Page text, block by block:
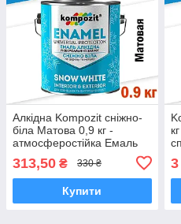
Алкідна Kompozit сніжно-
біла Матова 0,9 кг -
атмосферостійка Емаль
313,50 ₴ 330 ₴
Купити